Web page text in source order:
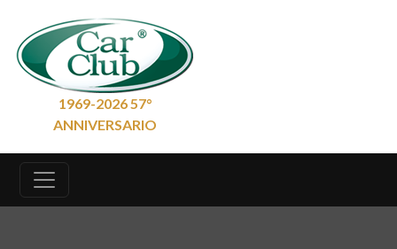
1969-2026 57°
ANNIVERSARIO